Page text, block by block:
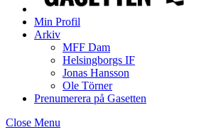
Min Profil
Arkiv
MFF Dam
Helsingborgs IF
Jonas Hansson
Ole Törner
Prenumerera på Gasetten
Close Menu